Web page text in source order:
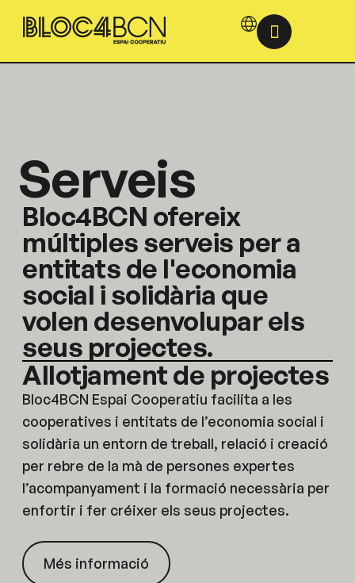
Serveis
Bloc4BCN ofereix
múltiples serveis per a
entitats de l'economia
social i solidària que
volen desenvolupar els
seus projectes.
Allotjament de projectes
Bloc4BCN Espai Cooperatiu facilita a les
cooperatives i entitats de l’economia social i
solidària un entorn de treball, relació i creació
per rebre de la mà de persones expertes
l’acompanyament i la formació necessària per
enfortir i fer créixer els seus projectes.
Més informació